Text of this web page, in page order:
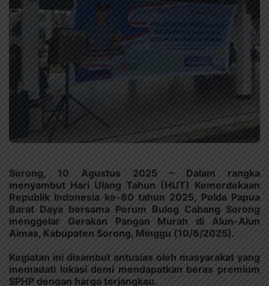
Sorong, 10 Agustus 2025 – Dalam rangka
menyambut Hari Ulang Tahun (HUT) Kemerdekaan
Republik Indonesia ke-80 tahun 2025, Polda Papua
Barat Daya bersama Perum Bulog Cabang Sorong
menggelar Gerakan Pangan Murah di Alun-Alun
Aimas, Kabupaten Sorong, Minggu (10/8/2025).
Kegiatan ini disambut antusias oleh masyarakat yang
memadati lokasi demi mendapatkan beras premium
SPHP dengan harga terjangkau.